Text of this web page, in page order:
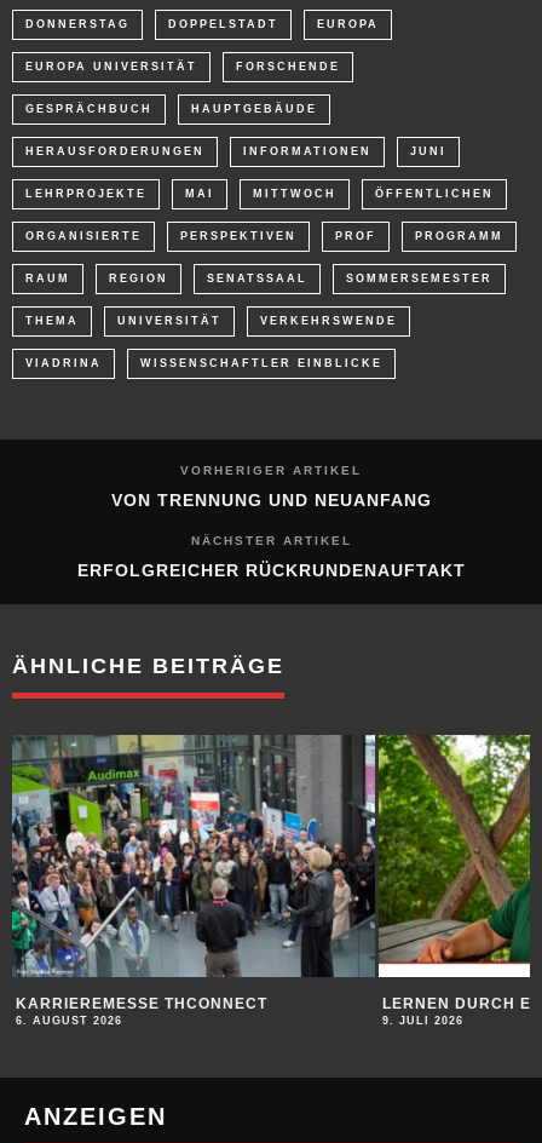
DONNERSTAG DOPPELSTADT EUROPA
EUROPA UNIVERSITÄT FORSCHENDE
GESPRÄCHBUCH HAUPTGEBÄUDE
HERAUSFORDERUNGEN INFORMATIONEN JUNI
LEHRPROJEKTE MAI MITTWOCH ÖFFENTLICHEN
ORGANISIERTE PERSPEKTIVEN PROF PROGRAMM
RAUM REGION SENATSSAAL SOMMERSEMESTER
THEMA UNIVERSITÄT VERKEHRSWENDE
VIADRINA WISSENSCHAFTLER EINBLICKE
VORHERIGER ARTIKEL
VON TRENNUNG UND NEUANFANG
NÄCHSTER ARTIKEL
ERFOLGREICHER RÜCKRUNDENAUFTAKT
ÄHNLICHE BEITRÄGE
KARRIEREMESSE THCONNECT
6. AUGUST 2026
LERNEN DURCH
9. JULI 2026
ANZEIGEN